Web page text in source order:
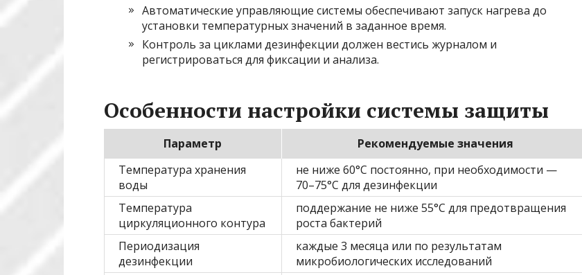
Автоматические управляющие системы обеспечивают запуск нагрева до
установки температурных значений в заданное время.
Контроль за циклами дезинфекции должен вестись журналом и
регистрироваться для фиксации и анализа.
Особенности настройки системы защиты
Параметр
Рекомендуемые значения
Температура хранения
воды
не ниже 60°С постоянно, при необходимости —
70–75°С для дезинфекции
Температура
циркуляционного контурa
поддержание не ниже 55°С для предотвращения
роста бактерий
Периодизация
дезинфекции
каждые 3 месяца или по результатам
микробиологических исследований